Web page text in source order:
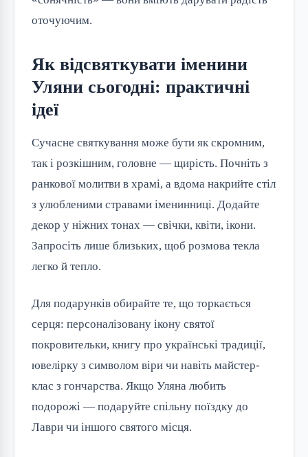
оточуючим.
Як відсвяткувати іменини
Уляни сьогодні: практичні
ідеї
Сучасне святкування може бути як скромним,
так і розкішним, головне — щирість. Почніть з
ранкової молитви в храмі, а вдома накрийте стіл
з улюбленими стравами іменинниці. Додайте
декор у ніжних тонах — свічки, квіти, ікони.
Запросіть лише близьких, щоб розмова текла
легко й тепло.
Для подарунків обирайте те, що торкається
серця: персоналізовану ікону святої
покровительки, книгу про українські традиції,
ювелірку з символом віри чи навіть майстер-
клас з гончарства. Якщо Уляна любить
подорожі — подаруйте спільну поїздку до
Лаври чи іншого святого місця.